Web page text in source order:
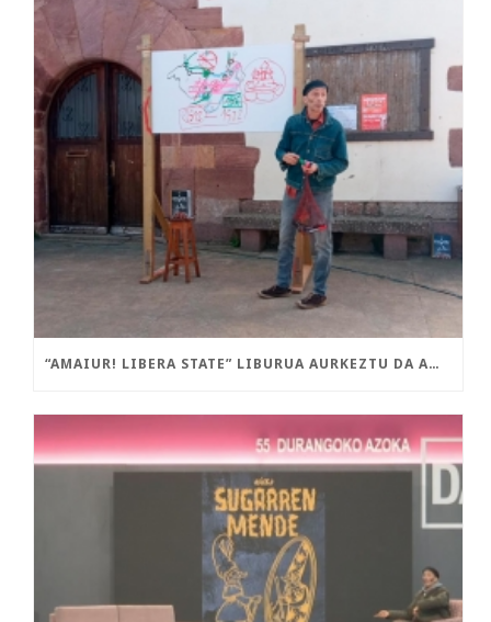
“AMAIUR! LIBERA STATE” LIBURUA AURKEZTU DA AMAIURREN